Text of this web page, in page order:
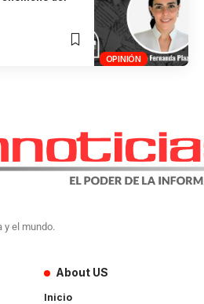
OPINIÓN
y el mundo.
About US
Inicio